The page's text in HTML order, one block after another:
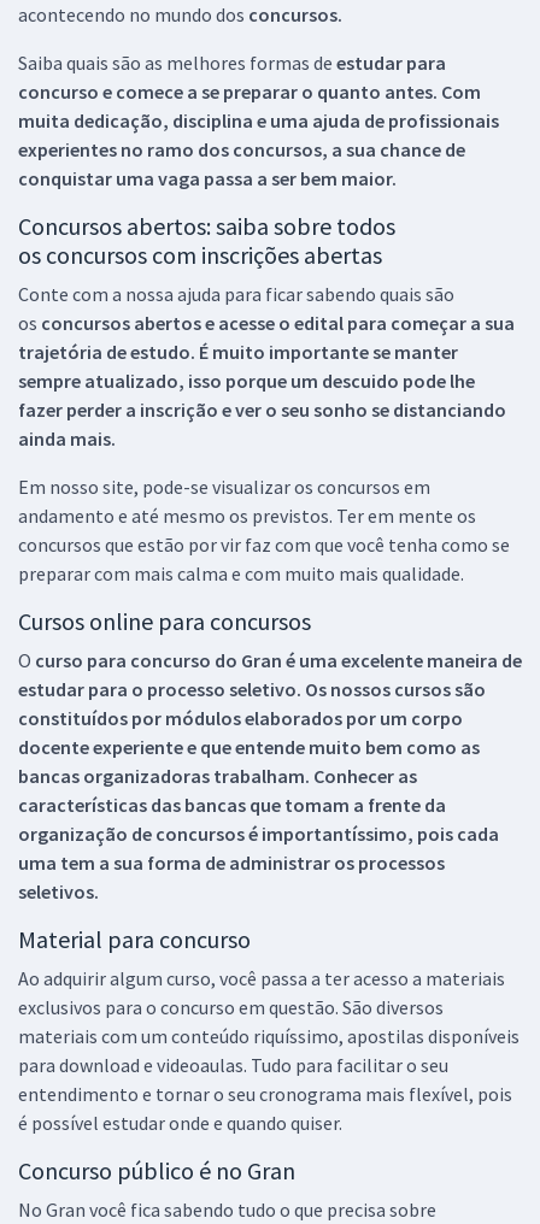
acontecendo no mundo dos concursos.
Saiba quais são as melhores formas de estudar para
concurso e comece a se preparar o quanto antes. Com
muita dedicação, disciplina e uma ajuda de profissionais
experientes no ramo dos concursos, a sua chance de
conquistar uma vaga passa a ser bem maior.
Concursos abertos: saiba sobre todos
os concursos com inscrições abertas
Conte com a nossa ajuda para ficar sabendo quais são
os concursos abertos e acesse o edital para começar a sua
trajetória de estudo. É muito importante se manter
sempre atualizado, isso porque um descuido pode lhe
fazer perder a inscrição e ver o seu sonho se distanciando
ainda mais.
Em nosso site, pode-se visualizar os concursos em
andamento e até mesmo os previstos. Ter em mente os
concursos que estão por vir faz com que você tenha como se
preparar com mais calma e com muito mais qualidade.
Cursos online para concursos
O curso para concurso do Gran é uma excelente maneira de
estudar para o processo seletivo. Os nossos cursos são
constituídos por módulos elaborados por um corpo
docente experiente e que entende muito bem como as
bancas organizadoras trabalham. Conhecer as
características das bancas que tomam a frente da
organização de concursos é importantíssimo, pois cada
uma tem a sua forma de administrar os processos
seletivos.
Material para concurso
Ao adquirir algum curso, você passa a ter acesso a materiais
exclusivos para o concurso em questão. São diversos
materiais com um conteúdo riquíssimo, apostilas disponíveis
para download e videoaulas. Tudo para facilitar o seu
entendimento e tornar o seu cronograma mais flexível, pois
é possível estudar onde e quando quiser.
Concurso público é no Gran
No Gran você fica sabendo tudo o que precisa sobre